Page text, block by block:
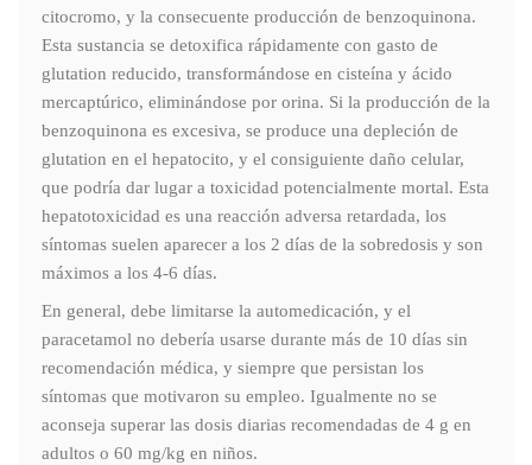
citocromo, y la consecuente producción de benzoquinona.
Esta sustancia se detoxifica rápidamente con gasto de
glutation reducido, transformándose en cisteína y ácido
mercaptúrico, eliminándose por orina. Si la producción de la
benzoquinona es excesiva, se produce una depleción de
glutation en el hepatocito, y el consiguiente daño celular,
que podría dar lugar a toxicidad potencialmente mortal. Esta
hepatotoxicidad es una reacción adversa retardada, los
síntomas suelen aparecer a los 2 días de la sobredosis y son
máximos a los 4-6 días.
En general, debe limitarse la automedicación, y el
paracetamol no debería usarse durante más de 10 días sin
recomendación médica, y siempre que persistan los
síntomas que motivaron su empleo. Igualmente no se
aconseja superar las dosis diarias recomendadas de 4 g en
adultos o 60 mg/kg en niños.